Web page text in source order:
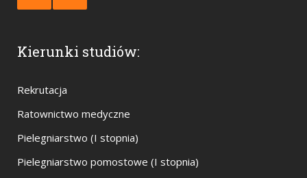
Kierunki studiów:
Rekrutacja
Ratownictwo medyczne
Pielegniarstwo (I stopnia)
Pielegniarstwo pomostowe (I stopnia)